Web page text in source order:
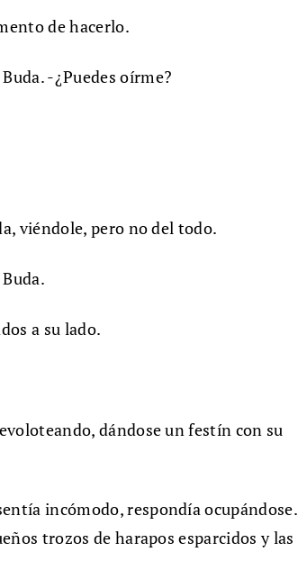
de hacerlo.
-¿Puedes oírme?
viéndole, pero no del todo.
a su lado.
dándose un festín con su
incómodo, respondía ocupándose.
trozos de harapos esparcidos y las